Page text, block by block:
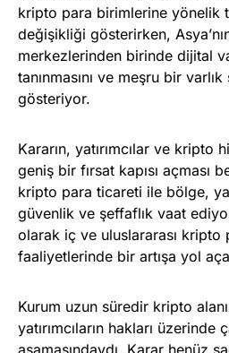
kripto para birimlerine yönelik
değişikliği gösterirken,
merkezlerinden birinde dijital
tanınmasını ve meşru bir
gösteriyor.
Kararın, yatırımcılar ve kripto
geniş bir fırsat kapısı açması
kripto para ticareti ile bölge,
güvenlik ve şeffaflık vaat
olarak iç ve uluslararası kripto
faaliyetlerinde bir artışa yol
Kurum uzun süredir kripto
yatırımcıların hakları üzerinde
aşamasındaydı. Karar henüz